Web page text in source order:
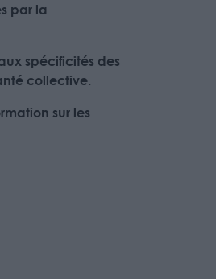
par la
spécificités des
collective.
sur les